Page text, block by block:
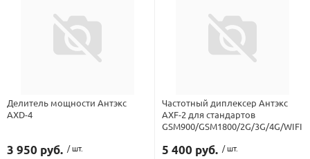
Делитель мощности Антэкс
AXD-4
3 950 руб. / шт.
Частотный диплексер Антэкс
AXF-2 для стандартов
GSM900/GSM1800/2G/3G/4G/WIFI
5 400 руб. / шт.